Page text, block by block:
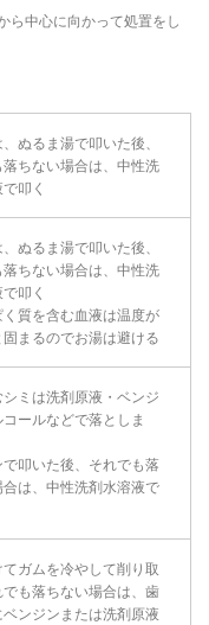
ら中心に向かって処置をし
ぬるま湯で叩いた後、
落ちない場合は、中性洗
叩く
ぬるま湯で叩いた後、
落ちない場合は、中性洗
叩く
質を含む血液は温度が
まるのでお湯は避ける
ミは洗剤原液・ベンジ
ールなどで落としま
叩いた後、それでも落
合は、中性洗剤水溶液で
てガムを冷やして削り取
でも落ちない場合は、歯
ベンジンまたは洗剤原液